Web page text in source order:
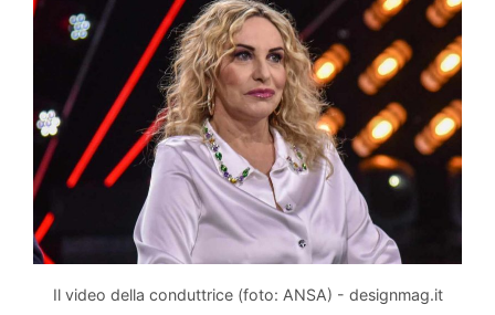
Il video della conduttrice (foto: ANSA) - designmag.it